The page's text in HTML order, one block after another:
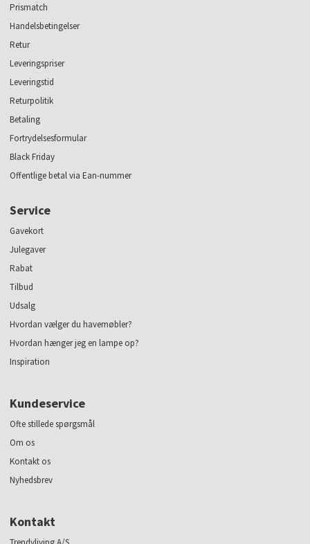
Prismatch
Handelsbetingelser
Retur
Leveringspriser
Leveringstid
Returpolitik
Betaling
Fortrydelsesformular
Black Friday
Offentlige betal via Ean-nummer
Service
Gavekort
Julegaver
Rabat
Tilbud
Udsalg
Hvordan vælger du havemøbler?
Hvordan hænger jeg en lampe op?
Inspiration
Kundeservice
Ofte stillede spørgsmål
Om os
Kontakt os
Nyhedsbrev
Kontakt